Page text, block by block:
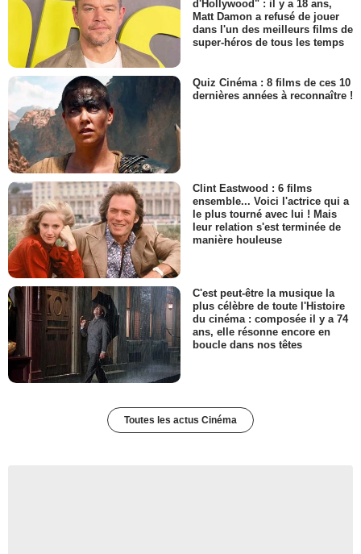
d'Hollywood" : il y a 18 ans,
Matt Damon a refusé de jouer
dans l'un des meilleurs films de
super-héros de tous les temps
Quiz Cinéma : 8 films de ces 10
dernières années à reconnaître !
Clint Eastwood : 6 films
ensemble... Voici l'actrice qui a
le plus tourné avec lui ! Mais
leur relation s'est terminée de
manière houleuse
C'est peut-être la musique la
plus célèbre de toute l'Histoire
du cinéma : composée il y a 74
ans, elle résonne encore en
boucle dans nos têtes
Toutes les actus Cinéma